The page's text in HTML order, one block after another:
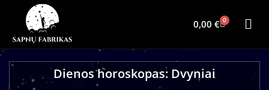
0,00 € 0
Dienos horoskopas: Dvyniai